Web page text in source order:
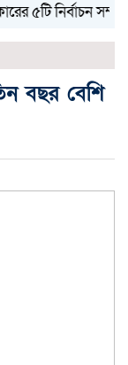
নির্বাচন সম্পন্ন হবে’
বছর বেশি